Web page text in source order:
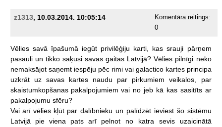
z1313, 10.03.2014. 10:05:14
Komentāra reitings:
0
Vēlies savā īpašumā iegūt privilēģiju karti, kas srauji pārņem
pasauli un tikko saķusi savas gaitas Latvijā? Vēlies pilnīgi neko
nemaksājot saņemt iespēju pēc rimi vai galactico kartes principa
uzkrāt uz savas kartes naudu par pirkumiem veikalos,
par
skaistumkopšanas pakalpojumiem vai no jeb kā kas sasitīts ar
pakalpojumu sfēru?
Vai arī vēlies kļūt par dalībnieku un palīdzēt ieviest šo sistēmu
Latvijā
pie viena pats arī pelnot no katra sevis
uzaicinātā